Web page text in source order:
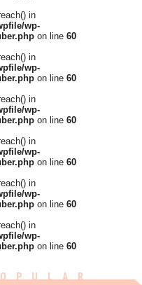
in
wp-
on line 60
in
wp-
on line 60
in
wp-
on line 60
in
wp-
on line 60
in
wp-
on line 60
in
wp-
on line 60